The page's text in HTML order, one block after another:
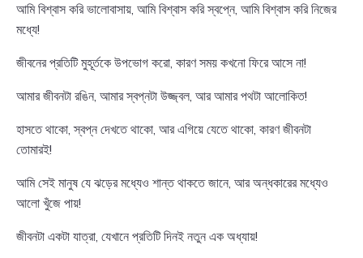
আমি বিশ্বাস করি ভালোবাসায়, আমি বিশ্বাস করি স্বপ্নে, আমি বিশ্বাস করি নিজের
মধ্যে!
জীবনের প্রতিটি মুহূর্তকে উপভোগ করো, কারণ সময় কখনো ফিরে আসে না!
আমার জীবনটা রঙিন, আমার স্বপ্নটা উজ্জ্বল, আর আমার পথটা আলোকিত!
হাসতে থাকো, স্বপ্ন দেখতে থাকো, আর এগিয়ে যেতে থাকো, কারণ জীবনটা
তোমারই!
আমি সেই মানুষ যে ঝড়ের মধ্যেও শান্ত থাকতে জানে, আর অন্ধকারের মধ্যেও
আলো খুঁজে পায়!
জীবনটা একটা যাত্রা, যেখানে প্রতিটি দিনই নতুন এক অধ্যায়!